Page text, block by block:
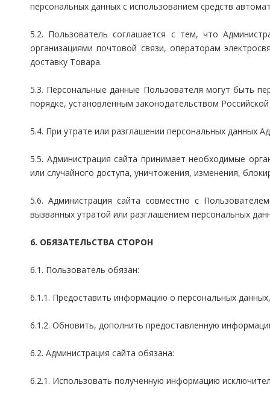
персональных данных с использованием средств
5.2. Пользователь соглашается с тем, что
организациями почтовой связи, операторам
доставку Товара.
5.3. Персональные данные Пользователя могут быть
порядке, установленным законодательством
5.4. При утрате или разглашении персональных данных
5.5. Администрация сайта принимает необходимые
или случайного доступа, уничтожения, изменения,
5.6. Администрация сайта совместно с
вызванных утратой или разглашением персональных
6. ОБЯЗАТЕЛЬСТВА СТОРОН
6.1. Пользователь обязан:
6.1.1. Предоставить информацию о персональных
6.1.2. Обновить, дополнить предоставленную
6.2. Администрация сайта обязана:
6.2.1. Использовать полученную информацию